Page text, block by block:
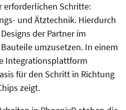
erforderlichen Schritte:
und Ätztechnik. Hierdurch
der Partner im
umzusetzen. In einem
Integrationsplattform
für den Schritt in Richtung
zeigt.